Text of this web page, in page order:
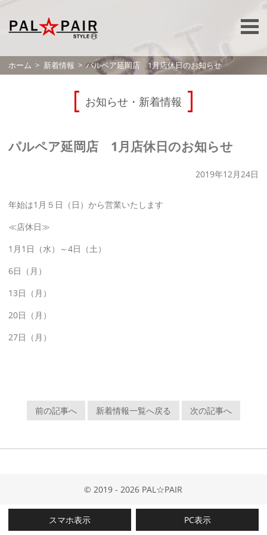
ホーム 新着情報 パルペア延岡店 1月店休日のお知らせ
お知らせ・新着情報
パルペア延岡店 1月店休日のお知らせ
2019年12月24日
年始は1月５日（日）から営業いたします
≪店休日≫
1月1日（水）～4日（土）
6日（月）
13日（月）
20日（月）
27日（月）
前の記事へ 新着情報一覧へ戻る 次の記事へ
© 2019 - 2026 PAL☆PAIR
スマホ表示 PC表示